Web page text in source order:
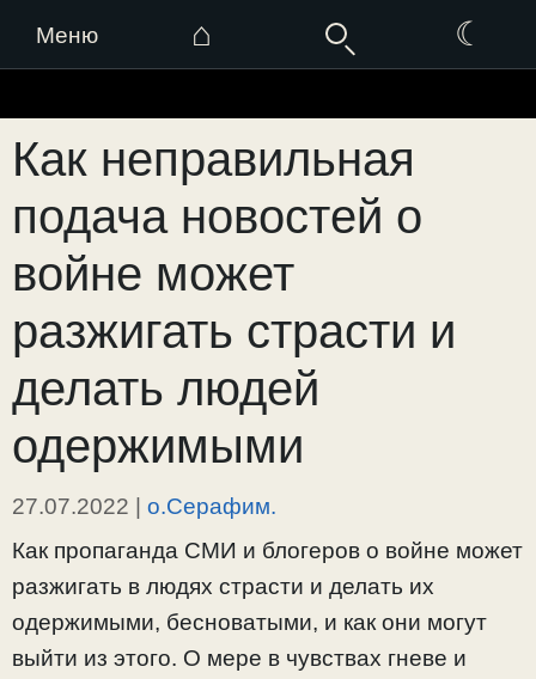
Меню ⌂ ☾
к
содержимому
Как неправильная
подача новостей о
войне может
разжигать страсти и
делать людей
одержимыми
27.07.2022 | о.Серафим.
Как пропаганда СМИ и блогеров о войне может
разжигать в людях страсти и делать их
одержимыми, бесноватыми, и как они могут
выйти из этого. О мере в чувствах гневе и